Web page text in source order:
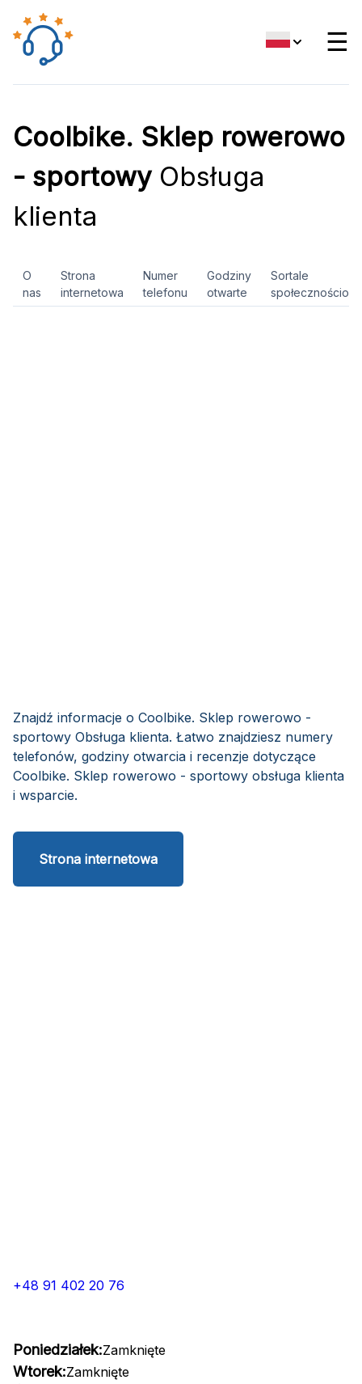
☰
Coolbike. Sklep rowerowo
- sportowyObsługa
klienta
O
nas
Strona
internetowa
Numer
telefonu
Godziny
otwarte
Sortale
Znajdź informacje o Coolbike. Sklep rowerowo -
sportowy Obsługa klienta. Łatwo znajdziesz numery
telefonów, godziny otwarcia i recenzje dotyczące
Coolbike. Sklep rowerowo - sportowy obsługa klienta
i wsparcie.
Strona internetowa
+48 91 402 20 76
Poniedziałek:Zamknięte
Wtorek:Zamknięte